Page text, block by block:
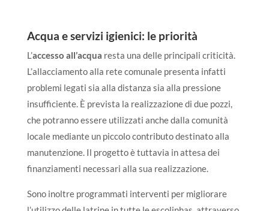
Acqua e servizi igienici: le priorità
L’accesso all’acqua resta una delle principali criticità.
L’allacciamento alla rete comunale presenta infatti
problemi legati sia alla distanza sia alla pressione
insufficiente. È prevista la realizzazione di due pozzi,
che potranno essere utilizzati anche dalla comunità
locale mediante un piccolo contributo destinato alla
manutenzione. Il progetto è tuttavia in attesa dei
finanziamenti necessari alla sua realizzazione.
Sono inoltre programmati interventi per migliorare